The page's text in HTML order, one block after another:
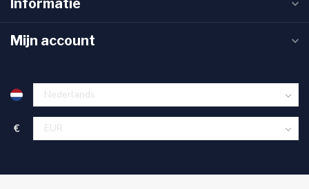
Informatie
Mijn account
€